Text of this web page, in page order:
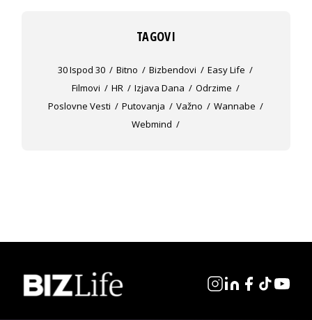
TAGOVI
30 Ispod 30 Bitno Bizbendovi
Easy Life
Filmovi
HR Izjava Dana
Odrzime
Poslovne Vesti
Putovanja Važno
Wannabe
Webmind